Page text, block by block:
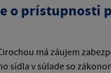
o prístupnosti
má záujem
sídla v súlade so